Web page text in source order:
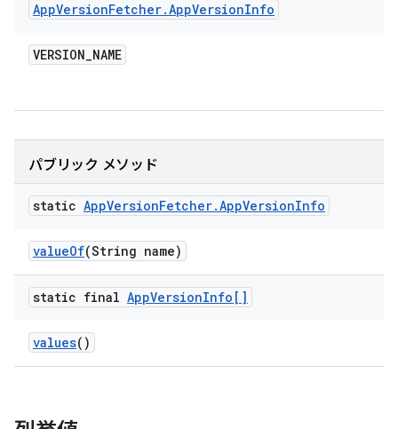
AppVersionFetcher.AppVersionInfo
VERSION_NAME
パブリック メソッド
static AppVersionFetcher.AppVersionInfo
valueOf(String name)
static final AppVersionInfo[]
values()